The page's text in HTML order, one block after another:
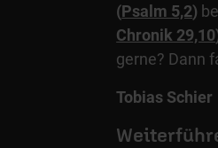
(Psalm 5,2)
Chronik 29,10
gerne? Dann
Tobias Schier